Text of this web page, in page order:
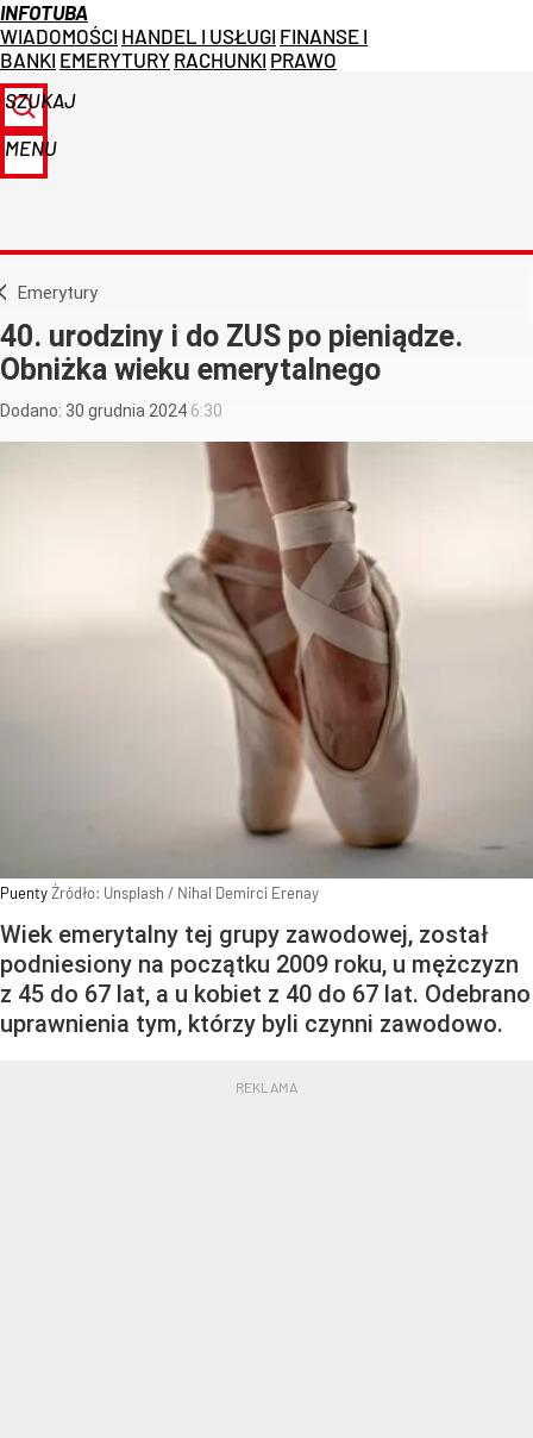
INFOTUBA
WIADOMOŚCI HANDEL I USŁUGI FINANSE I
BANKI EMERYTURY RACHUNKI PRAWO
SZUKAJ
MENU
Emerytury
40. urodziny i do ZUS po pieniądze.
Obniżka wieku emerytalnego
Dodano: 30 grudnia 2024 6:30
PuentyŹródło: Unsplash / Nihal Demirci Erenay
Wiek emerytalny tej grupy zawodowej, został
podniesiony na początku 2009 roku, u mężczyzn
z 45 do 67 lat, a u kobiet z 40 do 67 lat. Odebrano
uprawnienia tym, którzy byli czynni zawodowo.